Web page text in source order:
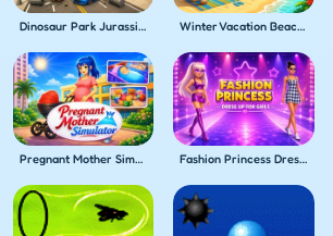
Dinosaur Park Jurassic Dino World Winter Vacation Beach Games
Pregnant Mother Simulator Fashion Princess Dress Up for Girls